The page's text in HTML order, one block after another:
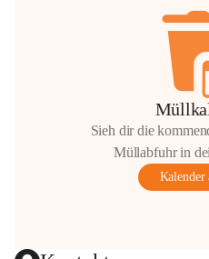
Sieh dir die
Müllabfuhr in
Kalender